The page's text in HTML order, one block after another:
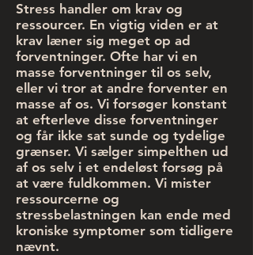
Stress handler om krav og
ressourcer. En vigtig viden er at
krav læner sig meget op ad
forventninger. Ofte har vi en
masse forventninger til os selv,
eller vi tror at andre forventer en
masse af os. Vi forsøger konstant
at efterleve disse forventninger
og får ikke sat sunde og tydelige
grænser. Vi sælger simpelthen ud
af os selv i et endeløst forsøg på
at være fuldkommen. Vi mister
ressourcerne og
stressbelastningen kan ende med
kroniske symptomer som tidligere
nævnt.